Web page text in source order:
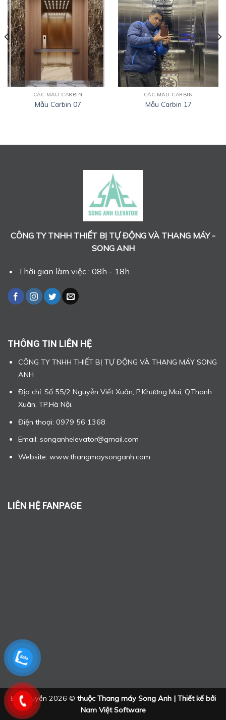
CÁC MẪU CARBIN
Mẫu Carbin 07
CÁC MẪU CARBIN
Mẫu Carbin 17
CÔNG TY TNHH THIẾT BỊ TỰ ĐỘNG VÀ THANG MÁY -
SONG ANH
Thời gian làm việc : 08h - 18h
THÔNG TIN LIÊN HỆ
CÔNG TY TNHH THIẾT BỊ TỰ ĐỘNG VÀ THANG MÁY SONG
ANH
Địa chỉ: Số 55/2 Nguyễn Viết Xuân, P.Khương Mai, Q.Thanh
Xuân, TP.Hà Nội.
Điện thoại: 0979 56 1368
Email: songanhelevator@gmail.com
Website: www.thangmaysonganh.com
LIÊN HỆ FANPAGE
Bản quyền 2026 © thuộc Thang máy Song Anh | Thiết kế bởi
Nam Việt Software